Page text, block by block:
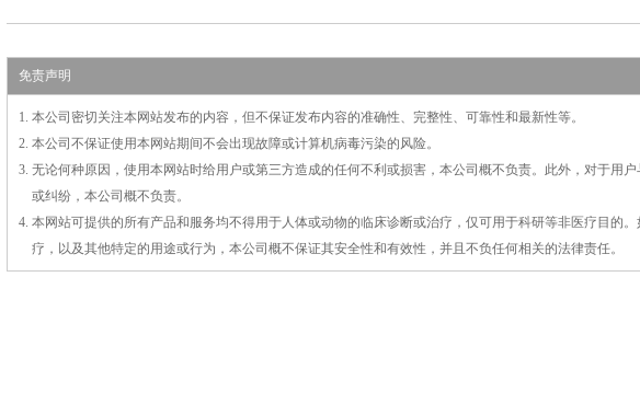
免责声明
1. 本公司密切关注本网站发布的内容，但不保证发布内容的准确性、完整性、可靠性和最新性等。
2. 本公司不保证使用本网站期间不会出现故障或计算机病毒污染的风险。
3. 无论何种原因，使用本网站时给用户或第三方造成的任何不利或损害，本公司概不负责。此外，对于用
或纠纷，本公司概不负责。
4. 本网站可提供的所有产品和服务均不得用于人体或动物的临床诊断或治疗，仅可用于科研等非医疗目的
疗，以及其他特定的用途或行为，本公司概不保证其安全性和有效性，并且不负任何相关的法律责任。